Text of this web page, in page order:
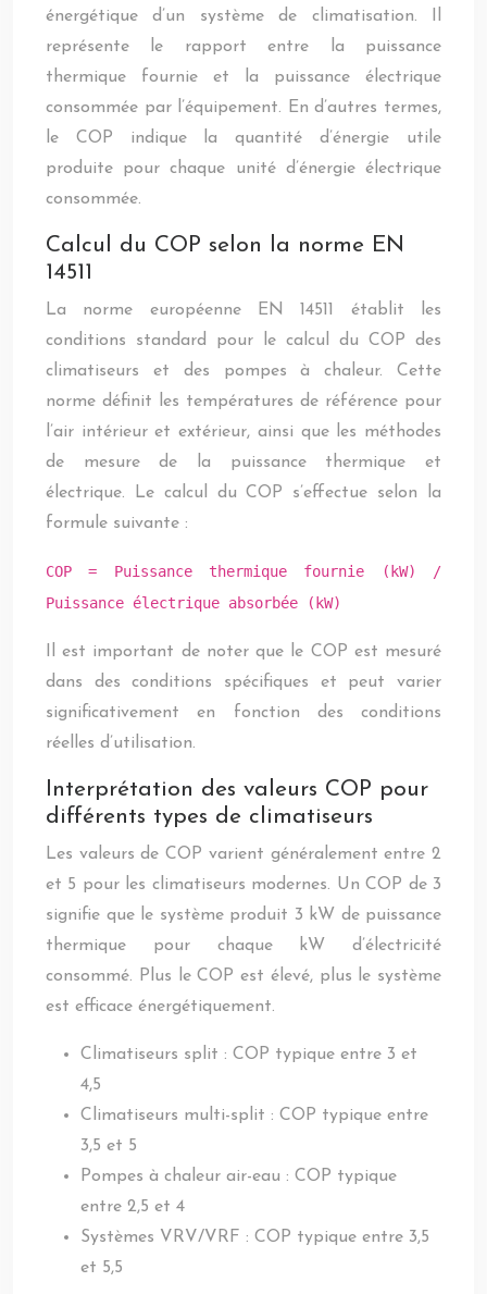
énergétique d’un système de climatisation. Il
représente le rapport entre la puissance
thermique fournie et la puissance électrique
consommée par l’équipement. En d’autres termes,
le COP indique la quantité d’énergie utile
produite pour chaque unité d’énergie électrique
consommée.
Calcul du COP selon la norme EN
14511
La norme européenne EN 14511 établit les
conditions standard pour le calcul du COP des
climatiseurs et des pompes à chaleur. Cette
norme définit les températures de référence pour
l’air intérieur et extérieur, ainsi que les méthodes
de mesure de la puissance thermique et
électrique. Le calcul du COP s’effectue selon la
formule suivante :
COP = Puissance thermique fournie (kW) /
Puissance électrique absorbée (kW)
Il est important de noter que le COP est mesuré
dans des conditions spécifiques et peut varier
significativement en fonction des conditions
réelles d’utilisation.
Interprétation des valeurs COP pour
différents types de climatiseurs
Les valeurs de COP varient généralement entre 2
et 5 pour les climatiseurs modernes. Un COP de 3
signifie que le système produit 3 kW de puissance
thermique pour chaque kW d’électricité
consommé. Plus le COP est élevé, plus le système
est efficace énergétiquement.
Climatiseurs split : COP typique entre 3 et
4,5
Climatiseurs multi-split : COP typique entre
3,5 et 5
Pompes à chaleur air-eau : COP typique
entre 2,5 et 4
Systèmes VRV/VRF : COP typique entre 3,5
et 5,5